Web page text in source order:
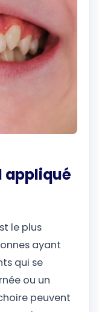
appliqué
le plus
ayant
qui se
ou un
peuvent